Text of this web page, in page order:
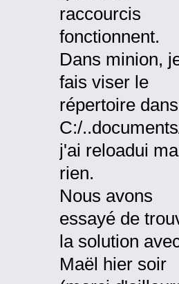
raccourcis
fonctionnent.
Dans minion,
fais viser le
répertoire dans
C:/
j'ai reloadui
rien.
Nous avons
essayé de
la solution
Maël hier soir